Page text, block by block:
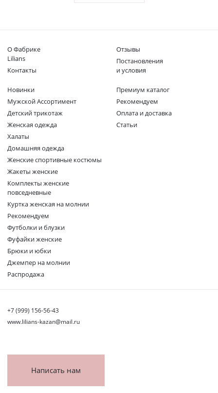
О Фабрике
Lilians
Контакты
Отзывы
Постановления
и условия
Новинки
Мужской Ассортимент
Детcкий трикотаж
Женская одежда
Халаты
Домашняя одежда
Женские спортивные костюмы
Жакеты женские
Комплекты женские
повседневные
Куртка женская на молнии
Рекомендуем
Футболки и блузки
Фуфайки женские
Брюки и юбки
Джемпер на молнии
Распродажа
Премиум каталог
Рекомендуем
Оплата и доставка
Статьи
+7 (999) 156-56-43
www.lilians-kazan@mail.ru
Написать нам